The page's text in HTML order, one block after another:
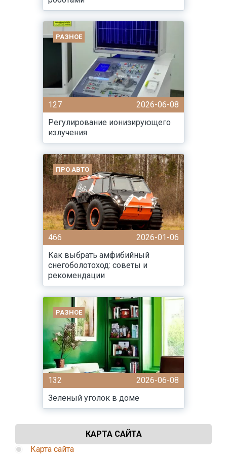
РАЗНОЕ
127
2026-06-08
Регулирование ионизирующего
излучения
ПРО АВТО
466
2026-01-06
Как выбрать амфибийный
снегоболотоход: советы и
рекомендации
РАЗНОЕ
132
2026-06-08
Зеленый уголок в доме
КАРТА САЙТА
Карта сайта